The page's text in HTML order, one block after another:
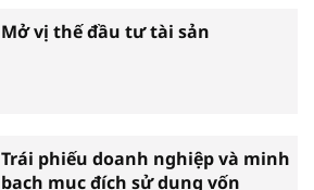
Mở vị thế đầu tư tài sản
Trái phiếu doanh nghiệp và minh
bạch mục đích sử dụng vốn